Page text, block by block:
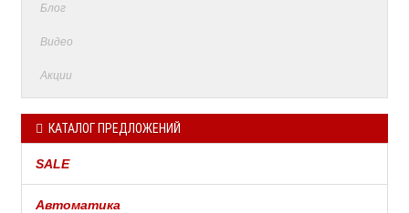
Блог
Видео
Акции
КАТАЛОГ ПРЕДЛОЖЕНИЙ
SALE
Автоматика